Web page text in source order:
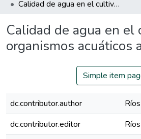
Calidad de agua en el cultivo de organismos acuáticos amazónicos
Calidad de agua en el
organismos acuáticos
Simple item
dc.contributor.author
dc.contributor.editor